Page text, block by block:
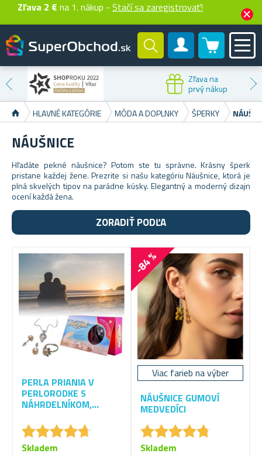
Zľava 2 € na 1. nákup - Stačí sa zaregistrovať!
Zákaznícky účet
0 produktů
Zľava na
prvý nákup
HLAVNÉ KATEGÓRIE MÓDA A DOPLNKY ŠPERKY
NÁUŠNICE
Hľadáte pekné náušnice? Potom ste tu správne. Krásny šperk
pristane každej žene. Prezrite si našu kategóriu Náušnice, ktorá je
plná skvelých tipov na parádne kúsky. Elegantný a moderný dizajn
ocení každá žena.
ZORADIŤ PODĽA
PERLA PRIANIA V
PERLORODKE S
NÁHRDELNÍKOM,
PRSTEŇOM
★★★★★
★★★★★
Skladem
-84 %
Viac farieb na výber
NÁUŠNICE GUMOVÍ
MEDVEDÍCI
★★★★★
★★★★★
Skladem